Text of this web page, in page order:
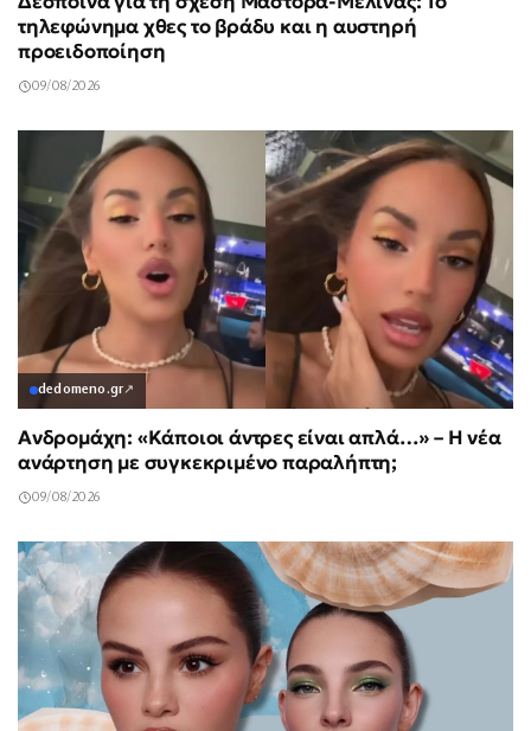
τηλεφώνημα χθες το βράδυ και η αυστηρή
προειδοποίηση
09/08/2026
dedomeno.gr↗
Ανδρομάχη: «Κάποιοι άντρες είναι απλά…» – Η νέα
ανάρτηση με συγκεκριμένο παραλήπτη;
09/08/2026